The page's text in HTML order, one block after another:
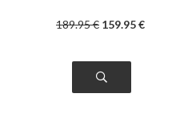
189.95€ 159.95€